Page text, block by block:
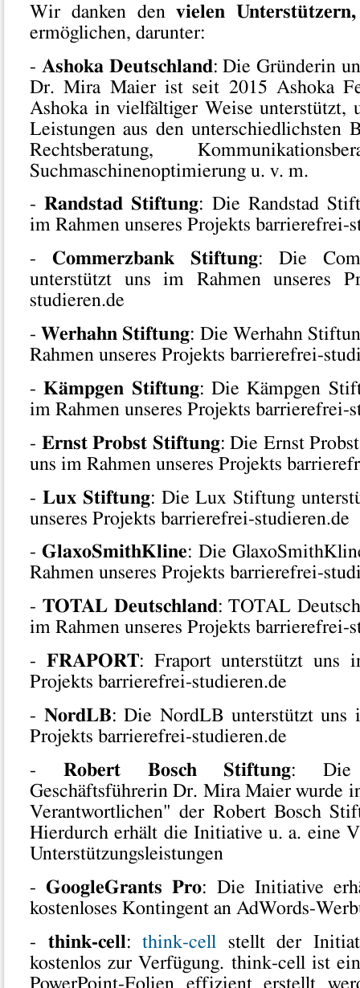
Wir danken denvielen Unterstützern,
ermöglichen, darunter:
- Ashoka Deutschland: Die Gründerin
Dr. Mira Maier ist seit 2015 Ashoka
Ashoka in vielfältiger Weise unterstützt,
Leistungen aus den unterschiedlichsten
Rechtsberatung,
Suchmaschinenoptimierung u. v. m.
-Randstad Stiftung: Die Randstad
im Rahmen unseres Projekts barrierefrei-
- Commerzbank Stiftung: Die
unterstützt uns im Rahmen unseres
studieren.de
-Werhahn Stiftung: Die Werhahn
Rahmen unseres Projekts barrierefrei-
-Kämpgen Stiftung: Die Kämpgen
im Rahmen unseres Projekts barrierefrei-
- Ernst Probst Stiftung: Die Ernst
uns im Rahmen unseres Projekts
- Lux Stiftung: Die Lux Stiftung
unseres Projekts barrierefrei-studieren.de
-GlaxoSmithKline: Die
Rahmen unseres Projekts barrierefrei-
- TOTAL Deutschland: TOTAL
im Rahmen unseres Projekts barrierefrei-
- FRAPORT: Fraport unterstützt uns
Projekts barrierefrei-studieren.de
- NordLB: Die NordLB unterstützt uns
Projekts barrierefrei-studieren.de
- Robert Bosch Stiftung: Die
Geschäftsführerin Dr. Mira Maier wurde
Verantwortlichen" der Robert Bosch
Hierdurch erhält die Initiative u. a. eine
Unterstützungsleistungen
-GoogleGrants Pro: Die Initiative
kostenloses Kontingent an AdWords-
- think-cell: think-cell stellt der
kostenlos zur Verfügung. think-cell ist
PowerPoint-Folien effizient erstellt